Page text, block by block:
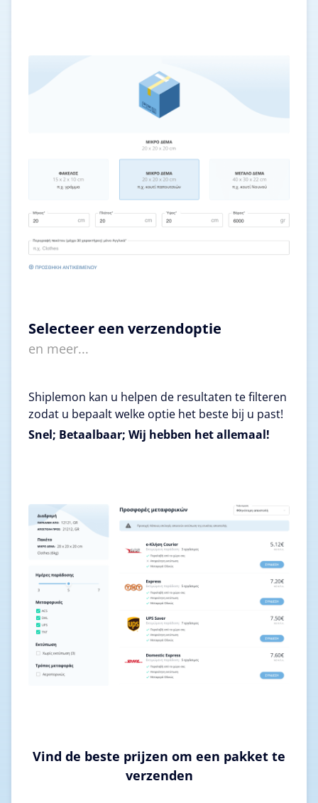
Selecteer een verzendoptie
en meer...
Shiplemon kan u helpen de resultaten te filteren
zodat u bepaalt welke optie het beste bij u past!
Snel; Betaalbaar; Wij hebben het allemaal!
Vind de beste prijzen om een pakket te
verzenden